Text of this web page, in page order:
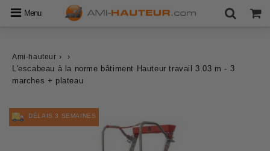
Menu
Ami-hauteur ›
›
L'escabeau à la norme bâtiment Hauteur travail 3.03 m - 3
marches + plateau
DÉLAIS 3 SEMAINES